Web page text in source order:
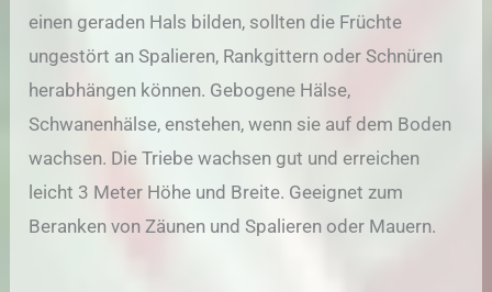
einen geraden Hals bilden, sollten die Früchte
ungestört an Spalieren, Rankgittern oder Schnüren
herabhängen können. Gebogene Hälse,
Schwanenhälse, enstehen, wenn sie auf dem Boden
wachsen. Die Triebe wachsen gut und erreichen
leicht 3 Meter Höhe und Breite. Geeignet zum
Beranken von Zäunen und Spalieren oder Mauern.